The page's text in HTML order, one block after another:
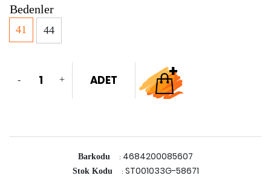
Bedenler
41 44
- + ADET
Barkodu : 4684200085607
Stok Kodu : ST001033G-58671